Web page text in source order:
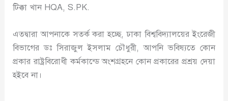
টিক্কা খান HQA, S.PK.
এতদ্বারা আপনাকে সতর্ক করা হচ্ছে, ঢাকা বিশ্ববিদ্যালয়ের ইংরেজী
বিভাগের ডঃ সিরাজুল ইসলাম চৌধুরী, আপনি ভবিষ্যতে কোন
প্রকার রাষ্ট্রবিরোধী কর্মকান্ডে অংশগ্রহনে কোন প্রকারের প্রশ্রয় দেয়া
হইবে না।